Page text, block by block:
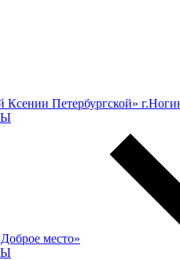
Петербургской»
место»